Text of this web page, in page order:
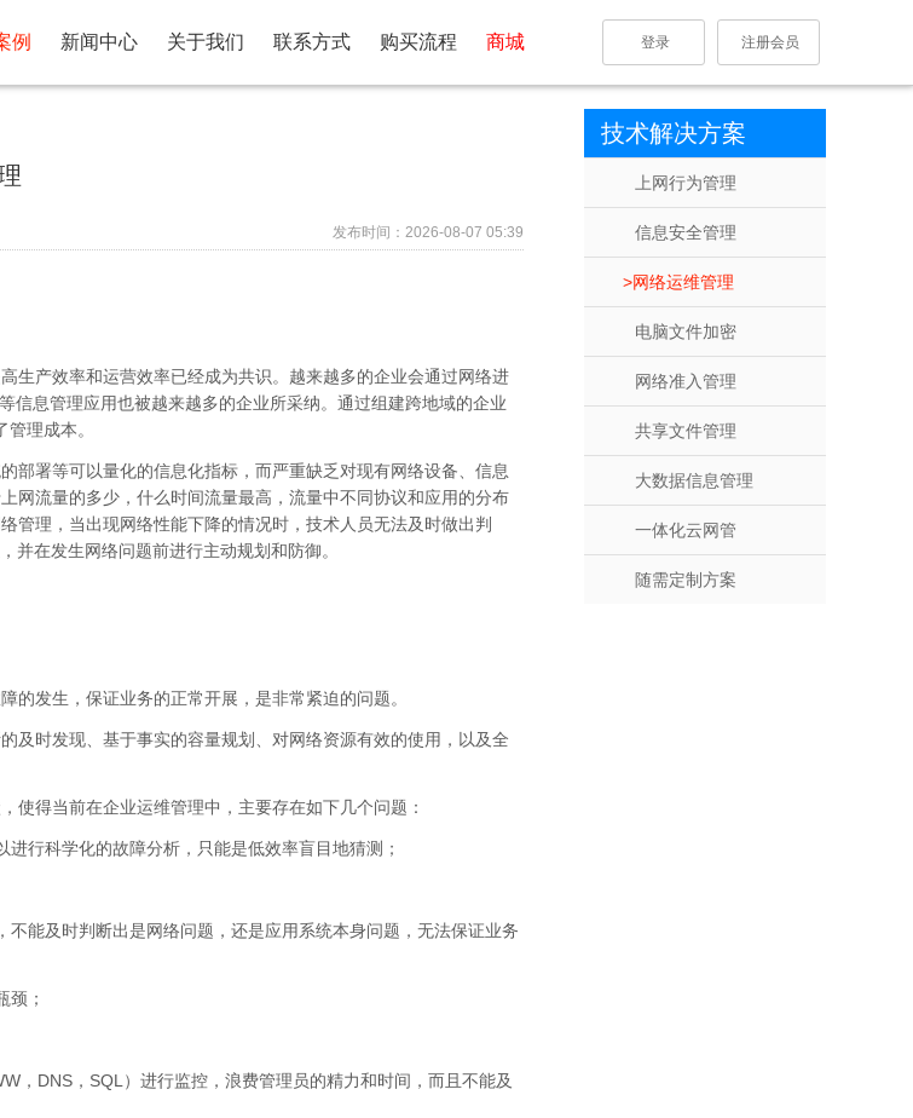
例 新闻中心 关于我们 联系方式 购买流程 商城 登录 注册会员
技术解决方案
上网行为管理
信息安全管理
网络运维管理
电脑文件加密
网络准入管理
共享文件管理
大数据信息管理
一体化云网管
随需定制方案
发布时间：2026-08-07 05:39
生产效率和运营效率已经成为共识。越来越多的企业会通过网络进
信息管理应用也被越来越多的企业所采纳。通过组建跨地域的企业
理成本。
部署等可以量化的信息化指标，而严重缺乏对现有网络设备、信息
网流量的多少，什么时间流量最高，流量中不同协议和应用的分布
管理，当出现网络性能下降的情况时，技术人员无法及时做出判
并在发生网络问题前进行主动规划和防御。
发生，保证业务的正常开展，是非常紧迫的问题。
及时发现、基于事实的容量规划、对网络资源有效的使用，以及全
使得当前在企业运维管理中，主要存在如下几个问题：
行科学化的故障分析，只能是低效率盲目地猜测；
能及时判断出是网络问题，还是应用系统本身问题，无法保证业务
颈；
，DNS，SQL）进行监控，浪费管理员的精力和时间，而且不能及